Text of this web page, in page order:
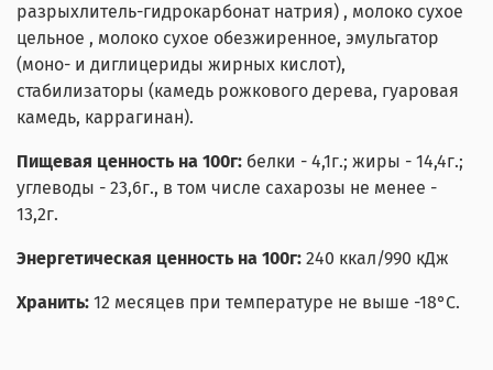
разрыхлитель-гидрокарбонат натрия) , молоко сухое
цельное , молоко сухое обезжиренное, эмульгатор
(моно- и диглицериды жирных кислот),
стабилизаторы (камедь рожкового дерева, гуаровая
камедь, каррагинан).
Пищевая ценность на 100г: белки - 4,1г.; жиры - 14,4г.;
углеводы - 23,6г., в том числе сахарозы не менее -
13,2г.
Энергетическая ценность на 100г: 240 ккал/990 кДж
Хранить: 12 месяцев при температуре не выше -18°С.